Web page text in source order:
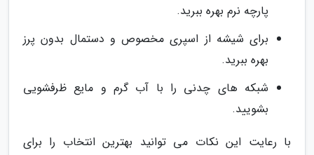
پارچه نرم بهره ببرید.
برای شیشه از اسپری مخصوص و دستمال بدون پرز
بهره ببرید.
شبکه های چدنی را با آب گرم و مایع ظرفشویی
بشویید.
با رعایت این نکات می توانید بهترین انتخاب را برای